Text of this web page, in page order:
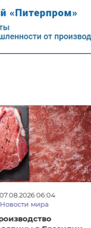
07.08.2026 06:04
мира